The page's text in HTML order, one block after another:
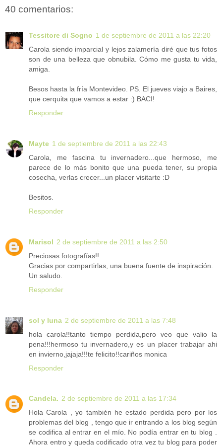
40 comentarios:
Tessitore di Sogno 1 de septiembre de 2011 a las 22:20
Carola siendo imparcial y lejos zalamería diré que tus fotos
son de una belleza que obnubila. Cómo me gusta tu vida,
amiga.
Besos hasta la fría Montevideo. PS. El jueves viajo a Baires,
que cerquita que vamos a estar :) BACI!
Responder
Mayte 1 de septiembre de 2011 a las 22:43
Carola, me fascina tu invernadero...que hermoso, me
parece de lo más bonito que una pueda tener, su propia
cosecha, verlas crecer...un placer visitarte :D
Besitos.
Responder
Marisol 2 de septiembre de 2011 a las 2:50
Preciosas fotografías!!
Gracias por compartirlas, una buena fuente de inspiración.
Un saludo.
Responder
sol y luna 2 de septiembre de 2011 a las 7:48
hola carola!!tanto tiempo perdida,pero veo que valio la
pena!!!hermoso tu invernadero,y es un placer trabajar ahi
en invierno,jajaja!!!te felicito!!cariños monica
Responder
Candela. 2 de septiembre de 2011 a las 17:34
Hola Carola , yo también he estado perdida pero por los
problemas del blog , tengo que ir entrando a los blog según
se codifica al entrar en el mío. No podía entrar en tu blog .
Ahora entro y queda codificado otra vez tu blog para poder